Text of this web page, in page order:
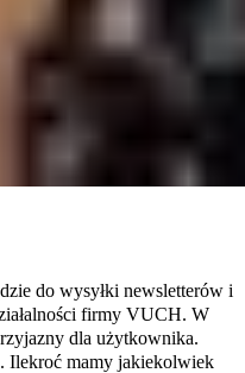
do wysyłki newsletterów i
firmy VUCH. W
dla użytkownika.
Ilekroć mamy jakiekolwiek